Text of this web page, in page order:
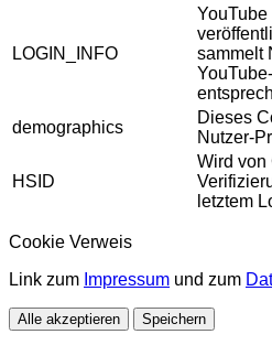
LOGIN_INFO
sammelt
demographics
Dieses
Nutzer-
HSID
Wird von
letztem
Cookie Verweis
Link zum Impressum und zum
Alle akzeptieren Speichern